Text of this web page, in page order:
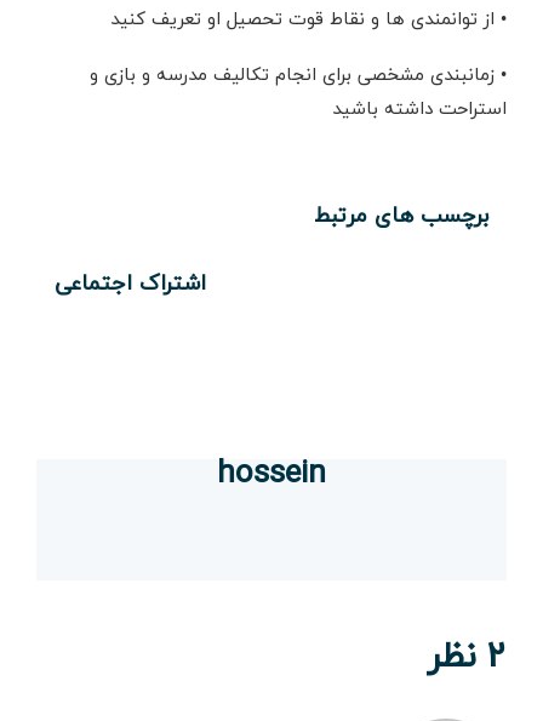
• از توانمندی ها و نقاط قوت تحصیل او تعریف کنید
• زمانبندی مشخصی برای انجام تکالیف مدرسه و بازی و
استراحت داشته باشید
برچسب های مرتبط
اشتراک اجتماعی
hossein
2 نظر